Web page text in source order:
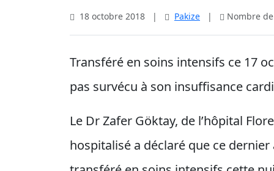
18 octobre 2018 | Pakize | Nombre
Transféré en soins intensifs ce 17
pas survécu à son insuffisance
Le Dr Zafer Göktay, de l’hôpital
hospitalisé a déclaré que ce